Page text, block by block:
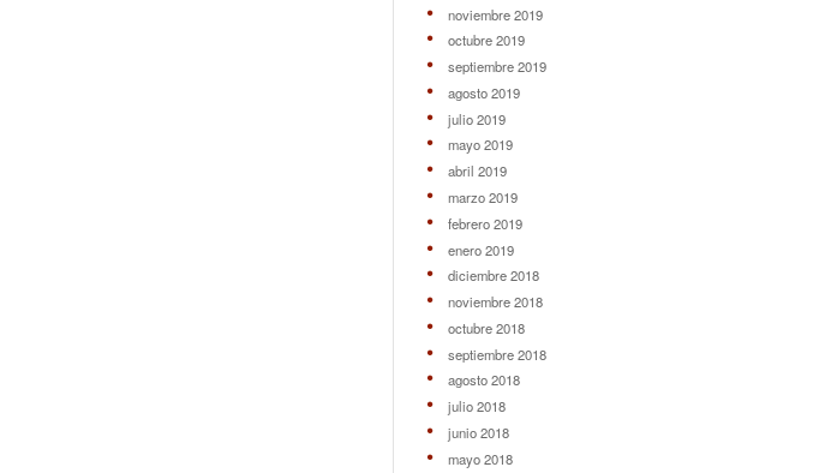
noviembre 2019
octubre 2019
septiembre 2019
agosto 2019
julio 2019
mayo 2019
abril 2019
marzo 2019
febrero 2019
enero 2019
diciembre 2018
noviembre 2018
octubre 2018
septiembre 2018
agosto 2018
julio 2018
junio 2018
mayo 2018